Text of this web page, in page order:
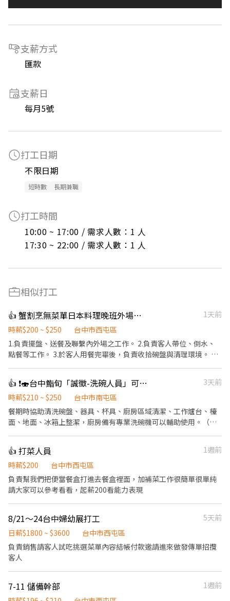
支薪方式
匯款
支薪日
每月5號
打工日期
不限日期
短時數 長期兼職
打工時間
10:00 ~ 17:00 / 需求人數：1 人
17:30 ~ 22:00 / 需求人數：1 人
相似打工
👍 蟹割烹無菜單日本料理晚班外場工讀
1天前
時薪$200 ~ $250
台中市西屯區
1.負責擺盤、送餐及聯繫內外場之工作。 2.負責客人帶位、倒水、
點餐等工作。 3.於客人用餐完畢後，負責收拾碗盤與清理環境。 4.
👍 ❗️🍣台中鮨旬「誠徵-洗碗人員」可長期配合者為優先考量。（週日、週一店休）
3天前
時薪$210 ~ $250
台中市南屯區
餐期時協助清洗碗盤、器具、杯具、廚房區域清潔、工作爐台、檯
面、地面、冰箱上整潔，廚房備有專業洗碗機可以輔助使用。（廚
👍 打菜人員
1週前
時薪$200
台中市西屯區
負責幫我們把便當餐盒打進去餐盒裡面，加補菜工作很簡單很單純
請大家可以參考看看，起薪200看能力表現
8/21～24台中婦幼展打工
5天前
日薪$1800 ~ $3600
台中市西屯區
負責銷售請客人試吃挑選菜單內容結帳付款邀請進來做發傳單招攬
客人
7-11 儲備幹部
1週前